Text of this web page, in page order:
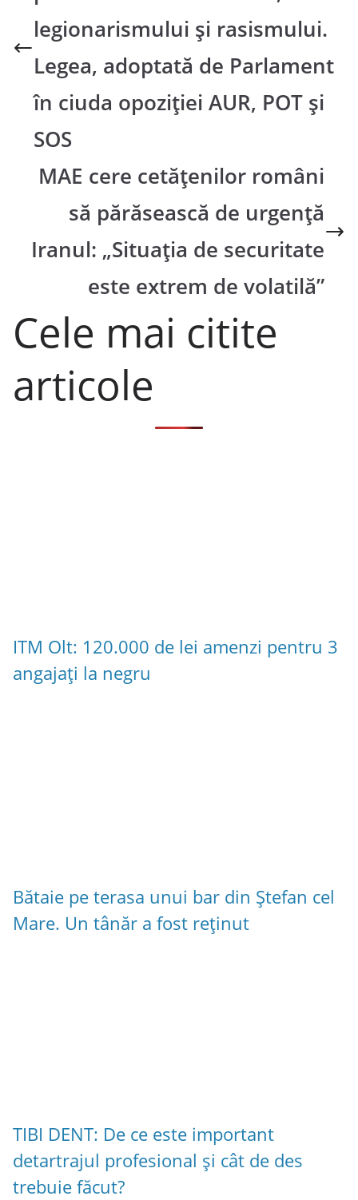
legionarismului și rasismului.
Legea, adoptată de Parlament
în ciuda opoziției AUR, POT și
SOS
MAE cere cetățenilor români
să părăsească de urgență
Iranul: „Situația de securitate
este extrem de volatilă”
Cele mai citite
articole
ITM Olt: 120.000 de lei amenzi pentru 3
angajați la negru
Bătaie pe terasa unui bar din Ștefan cel
Mare. Un tânăr a fost reținut
TIBI DENT: De ce este important
detartrajul profesional și cât de des
trebuie făcut?